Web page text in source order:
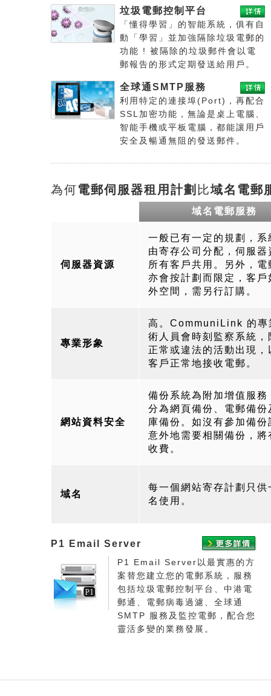
垃圾電郵控制平台
「懂得學習」的智能系統，俱有自
動「學習」並加強隔除垃圾電郵的
功能 ! 被隔除的垃圾郵件會以電
郵報告的形式定期發送給用戶。
全球通SMTP服務
利用特定的連接埠(Port)，再配合
SSL加密功能，無論是桌上電腦、
智能手機或平板電腦，都能讓用戶
安全及暢通無阻的發送郵件。
為何電郵伺服器租用計劃 比域名電郵
域名電郵服務
伺服器資源
一般已有一定的規劃，系
由寄存公司分配，伺服器
所有客戶共用。另外，電
亦會按計劃而限定，客戶
外空間，需另行訂購。
專業形象
高。CommuniLink 的專
術人員會時刻監察系統，
正常或違法的活動出現，
客戶正常地接收電郵。
網站資料安全
備份系統為附加增值服務
分為網頁備份、電郵備份
庫備份。如沒有參加備份
意外地需要相關備份，將
收費。
域名
每一個網站寄存計劃只供
名使用。
P1 Email Server
P1 Email Server以最實惠的方
案替您建立您的電郵系統，服務
包括垃圾電郵控制平台、中港電
郵通、電郵病毒過濾、全球通
SMTP 服務及監控電郵，配合您
靈活多變的業務發展。